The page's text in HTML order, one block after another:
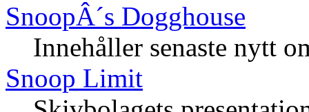
SnoopÂ´s Dogghouse
Innehåller senaste nytt
Snoop Limit